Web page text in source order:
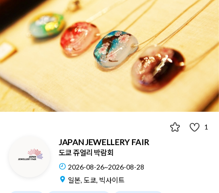
1
JAPAN JEWELLERY FAIR
도쿄 쥬얼리 박람회
2026-08-26~2026-08-28
일본, 도쿄, 빅사이트